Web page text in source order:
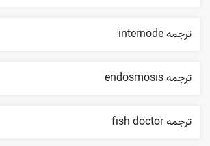
ترجمه internode
ترجمه endosmosis
ترجمه fish doctor